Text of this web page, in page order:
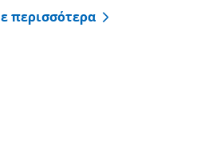
περισσότερα